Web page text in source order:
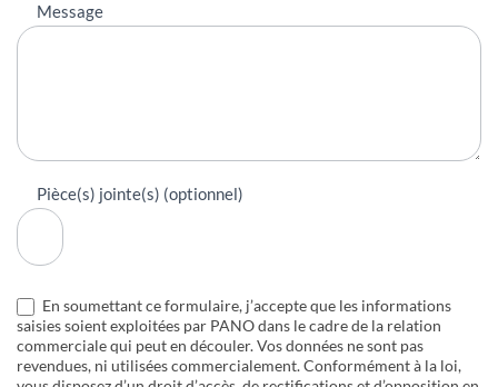
Message
Pièce(s) jointe(s) (optionnel)
En soumettant ce formulaire, j’accepte que les informations
saisies soient exploitées par PANO dans le cadre de la relation
commerciale qui peut en découler. Vos données ne sont pas
revendues, ni utilisées commercialement. Conformément à la loi,